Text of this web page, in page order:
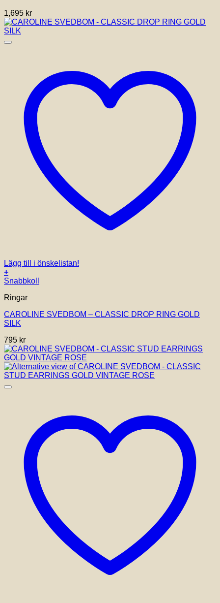
1,695 kr
Lägg till i önskelistan!
+
Snabbkoll
Ringar
CAROLINE SVEDBOM – CLASSIC DROP RING GOLD
SILK
795 kr